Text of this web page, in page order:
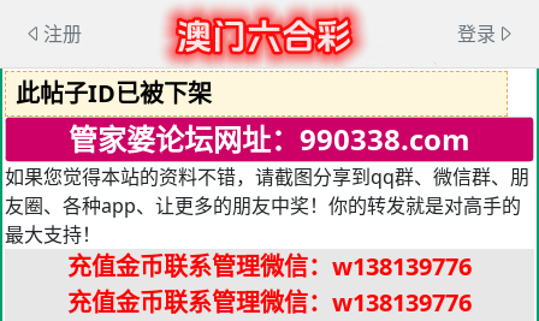
注册 登录
此帖子ID已被下架
管家婆论坛网址：990338.com
如果您觉得本站的资料不错，请截图分享到qq群、微信群、朋
友圈、各种app、让更多的朋友中奖！你的转发就是对高手的
最大支持！
充值金币联系管理微信：w138139776
充值金币联系管理微信：w138139776